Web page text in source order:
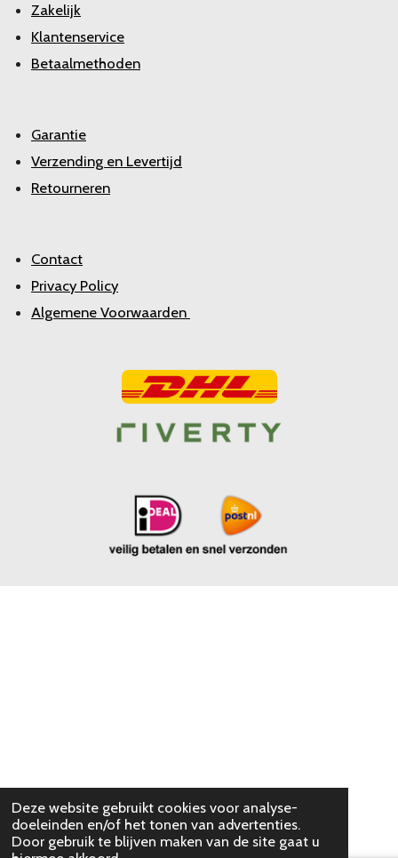
Deze website gebruikt cookies voor analyse-
doeleinden en/of het tonen van advertenties.
Door gebruik te blijven maken van de site gaat u
Zakelijk
Klantenservice
Betaalmethoden
Garantie
Verzending en Levertijd
Retourneren
Contact
Privacy Policy
Algemene Voorwaarden